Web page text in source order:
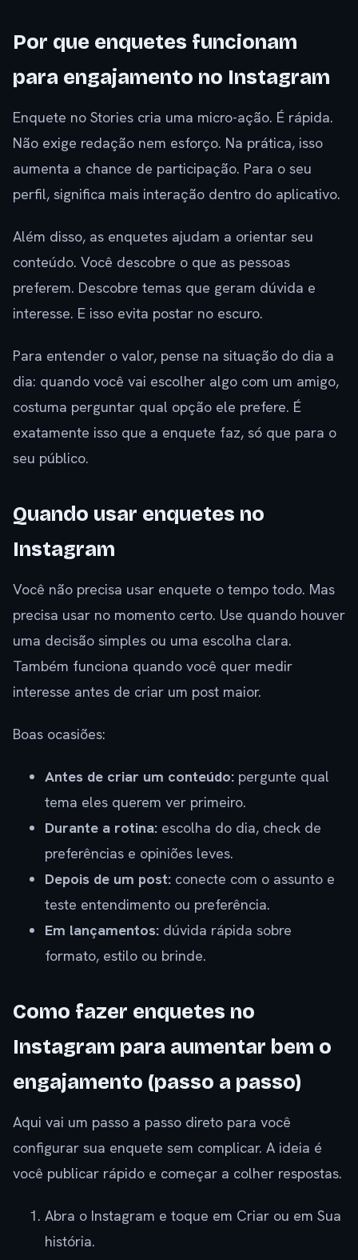
Por que enquetes funcionam
para engajamento no Instagram
Enquete no Stories cria uma micro-ação. É rápida.
Não exige redação nem esforço. Na prática, isso
aumenta a chance de participação. Para o seu
perfil, significa mais interação dentro do aplicativo.
Além disso, as enquetes ajudam a orientar seu
conteúdo. Você descobre o que as pessoas
preferem. Descobre temas que geram dúvida e
interesse. E isso evita postar no escuro.
Para entender o valor, pense na situação do dia a
dia: quando você vai escolher algo com um amigo,
costuma perguntar qual opção ele prefere. É
exatamente isso que a enquete faz, só que para o
seu público.
Quando usar enquetes no
Instagram
Você não precisa usar enquete o tempo todo. Mas
precisa usar no momento certo. Use quando houver
uma decisão simples ou uma escolha clara.
Também funciona quando você quer medir
interesse antes de criar um post maior.
Boas ocasiões:
Antes de criar um conteúdo: pergunte qual
tema eles querem ver primeiro.
Durante a rotina: escolha do dia, check de
preferências e opiniões leves.
Depois de um post: conecte com o assunto e
teste entendimento ou preferência.
Em lançamentos: dúvida rápida sobre
formato, estilo ou brinde.
Como fazer enquetes no
Instagram para aumentar bem o
engajamento (passo a passo)
Aqui vai um passo a passo direto para você
configurar sua enquete sem complicar. A ideia é
você publicar rápido e começar a colher respostas.
Abra o Instagram e toque em Criar ou em Sua
história.